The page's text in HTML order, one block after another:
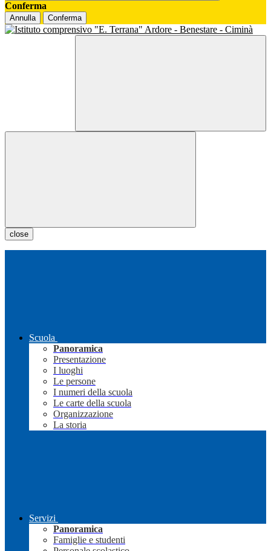
Conferma
Annulla Conferma
close
Scuola
Panoramica
Presentazione
I luoghi
Le persone
I numeri della scuola
Le carte della scuola
Organizzazione
La storia
Servizi
Panoramica
Famiglie e studenti